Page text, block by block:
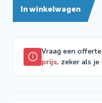
In winkelwagen
Vraag een
prijs, zeker als